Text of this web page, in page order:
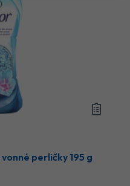
perličky 195 g